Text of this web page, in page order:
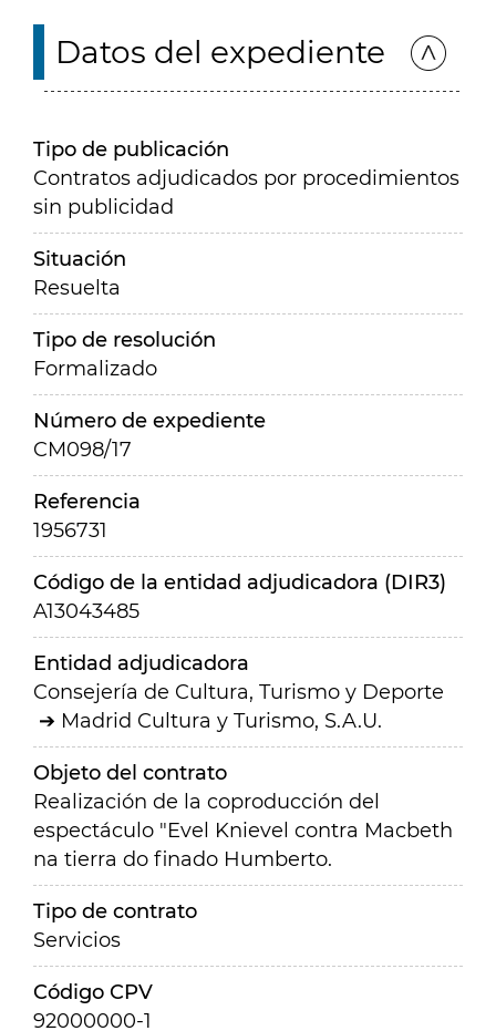
Datos del expediente
Tipo de publicación
Contratos adjudicados por procedimientos
sin publicidad
Situación
Resuelta
Tipo de resolución
Formalizado
Número de expediente
CM098/17
Referencia
1956731
Código de la entidad adjudicadora (DIR3)
A13043485
Entidad adjudicadora
Consejería de Cultura, Turismo y Deporte
Madrid Cultura y Turismo, S.A.U.
Objeto del contrato
Realización de la coproducción del
espectáculo "Evel Knievel contra Macbeth
na tierra do finado Humberto.
Tipo de contrato
Servicios
Código CPV
92000000-1